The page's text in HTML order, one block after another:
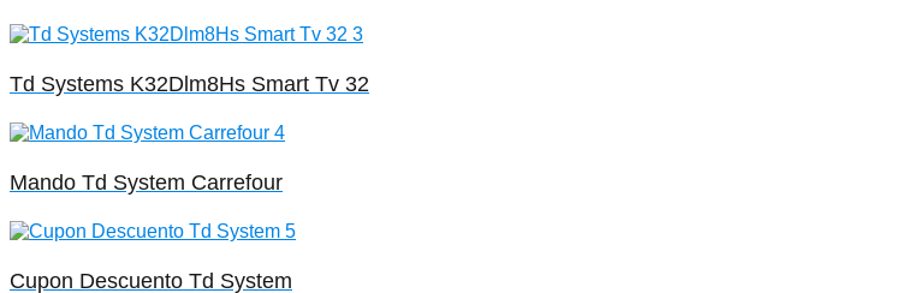
Td Systems K32Dlm8Hs Smart Tv 32
Mando Td System Carrefour
Cupon Descuento Td System